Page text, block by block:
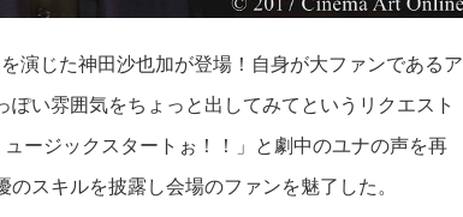
演じた神田沙也加が登場！自身が大ファンであるア
い雰囲気をちょっと出してみてというリクエスト
ージックスタートぉ！！」と劇中のユナの声を再
スキルを披露し会場のファンを魅了した。